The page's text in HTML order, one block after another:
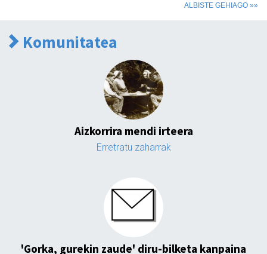
ALBISTE GEHIAGO »»
Komunitatea
Aizkorrira mendi irteera
Erretratu zaharrak
'Gorka, gurekin zaude' diru-bilketa kanpaina